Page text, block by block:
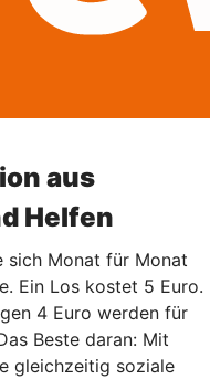
aus
Helfen
sich Monat für Monat
Ein Los kostet 5 Euro.
4 Euro werden für
Beste daran: Mit
gleichzeitig soziale